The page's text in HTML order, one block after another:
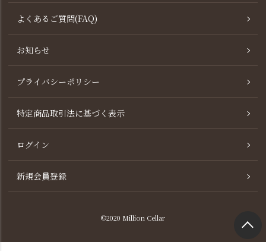
よくあるご質問(FAQ)
お知らせ
プライバシーポリシー
特定商品取引法に基づく表示
ログイン
新規会員登録
©2020 Million Cellar